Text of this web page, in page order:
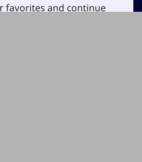
favorites and continue